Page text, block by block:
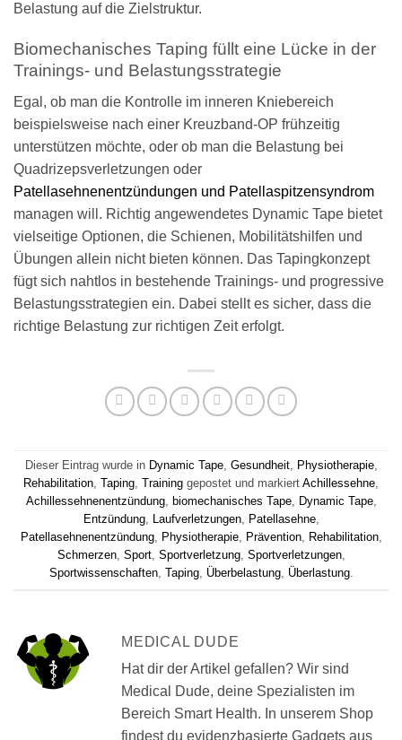
Belastung auf die Zielstruktur.
Biomechanisches Taping füllt eine Lücke in der
Trainings- und Belastungsstrategie
Egal, ob man die Kontrolle im inneren Kniebereich
beispielsweise nach einer Kreuzband-OP frühzeitig
unterstützen möchte, oder ob man die Belastung bei
Quadrizepsverletzungen oder
Patellasehnenentzündungen und Patellaspitzensyndrom
managen will. Richtig angewendetes Dynamic Tape bietet
vielseitige Optionen, die Schienen, Mobilitätshilfen und
Übungen allein nicht bieten können. Das Tapingkonzept
fügt sich nahtlos in bestehende Trainings- und progressive
Belastungsstrategien ein. Dabei stellt es sicher, dass die
richtige Belastung zur richtigen Zeit erfolgt.
Dieser Eintrag wurde in Dynamic Tape, Gesundheit, Physiotherapie,
Rehabilitation Taping Training gepostet und markiert Achillessehne
Achillessehnenentzündung, biomechanisches Tape, Dynamic Tape,
Entzündung, Laufverletzungen, Patellasehne,
Patellasehnenentzündung, Physiotherapie, Prävention, Rehabilitation,
Schmerzen, Sport, Sportverletzung, Sportverletzungen,
Sportwissenschaften, Taping, Überbelastung, Überlastung.
MEDICAL DUDE
Hat dir der Artikel gefallen? Wir sind
Medical Dude, deine Spezialisten im
Bereich Smart Health. In unserem Shop
findest du evidenzbasierte Gadgets aus